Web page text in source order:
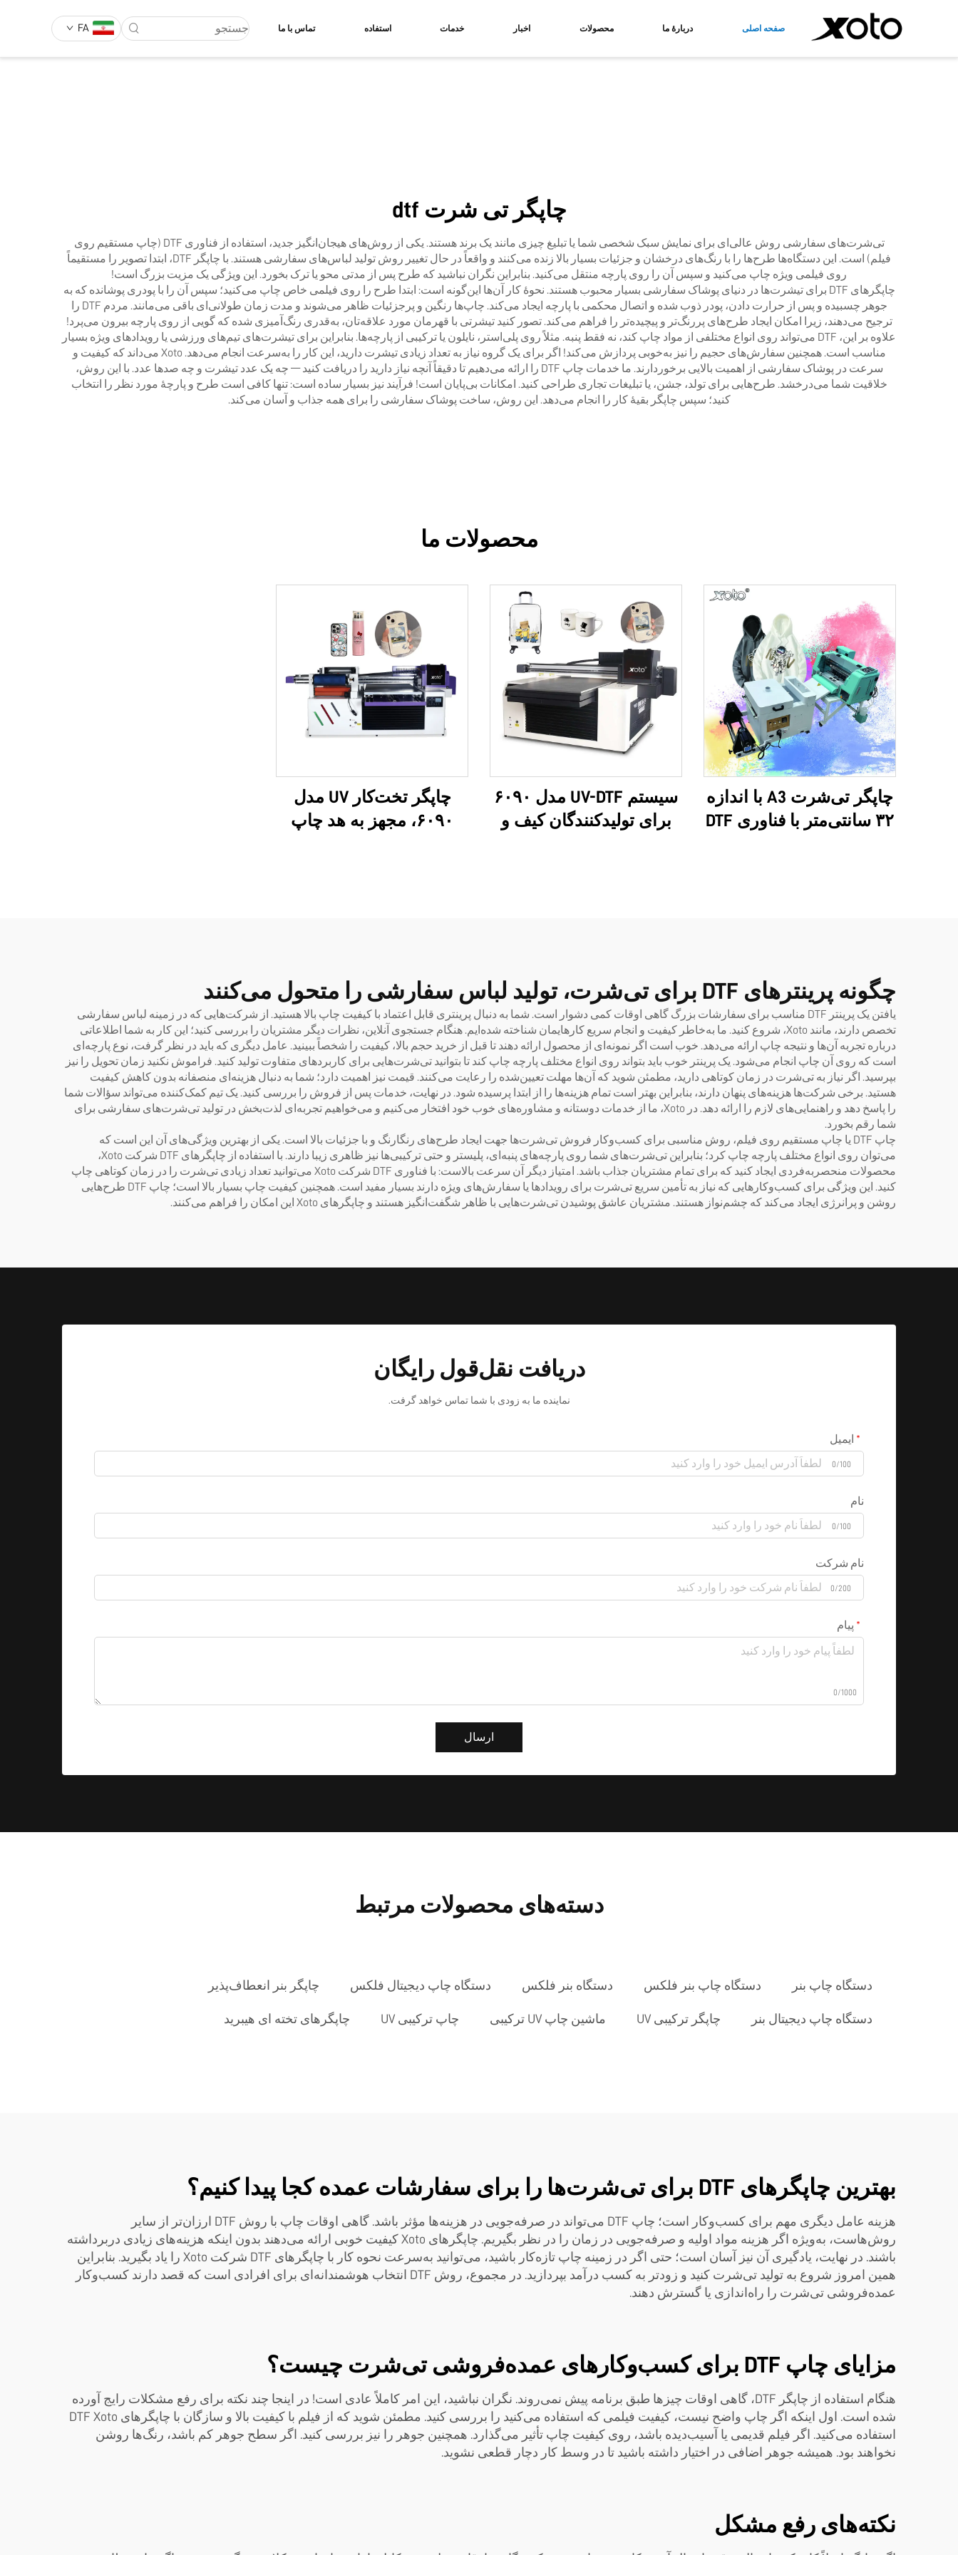
صفحه اصلی دربارهٔ ما محصولات اخبار خدمات استفاده تماس با ما FA
چاپگر تی شرت dtf
تی‌شرت‌های سفارشی روش عالی‌ای برای نمایش سبک شخصی شما یا تبلیغ چیزی مانند یک برند هستند. یکی از روش‌های هیجان‌انگیز جدید، استفاده از فناوری DTF (چاپ مستقیم روی
فیلم) است. این دستگاه‌ها طرح‌ها را با رنگ‌های درخشان و جزئیات بسیار بالا زنده می‌کنند و واقعاً در حال تغییر روش تولید لباس‌های سفارشی هستند. با چاپگر DTF، ابتدا تصویر را مستقیماً
روی فیلمی ویژه چاپ می‌کنید و سپس آن را روی پارچه منتقل می‌کنید. بنابراین نگران نباشید که طرح پس از مدتی محو یا ترک بخورد. این ویژگی یک مزیت بزرگ است!
چاپگرهای DTF برای تیشرت‌ها در دنیای پوشاک سفارشی بسیار محبوب هستند. نحوهٔ کار آن‌ها این‌گونه است: ابتدا طرح را روی فیلمی خاص چاپ می‌کنید؛ سپس آن را با پودری پوشانده که به
جوهر چسبیده و پس از حرارت دادن، پودر ذوب شده و اتصال محکمی با پارچه ایجاد می‌کند. چاپ‌ها رنگین و پرجزئیات ظاهر می‌شوند و مدت زمان طولانی‌ای باقی می‌مانند. مردم DTF را
ترجیح می‌دهند، زیرا امکان ایجاد طرح‌های پررنگ‌تر و پیچیده‌تر را فراهم می‌کند. تصور کنید تیشرتی با قهرمان مورد علاقه‌تان، به‌قدری رنگ‌آمیزی شده که گویی از روی پارچه بیرون می‌پرد!
علاوه بر این، DTF می‌تواند روی انواع مختلفی از مواد چاپ کند، نه فقط پنبه. مثلاً روی پلی‌استر، نایلون یا ترکیبی از پارچه‌ها. بنابراین برای تیشرت‌های تیم‌های ورزشی یا رویدادهای ویژه بسیار
مناسب است. همچنین سفارش‌های حجیم را نیز به‌خوبی پردازش می‌کند! اگر برای یک گروه نیاز به تعداد زیادی تیشرت دارید، این کار را به‌سرعت انجام می‌دهد. Xoto می‌داند که کیفیت و
سرعت در پوشاک سفارشی از اهمیت بالایی برخوردارند. ما خدمات چاپ DTF را ارائه می‌دهیم تا دقیقاً آنچه نیاز دارید را دریافت کنید — چه یک عدد تیشرت و چه صدها عدد. با این روش،
خلاقیت شما می‌درخشد. طرح‌هایی برای تولد، جشن، یا تبلیغات تجاری طراحی کنید. امکانات بی‌پایان است! فرآیند نیز بسیار ساده است: تنها کافی است طرح و پارچهٔ مورد نظر را انتخاب
کنید؛ سپس چاپگر بقیهٔ کار را انجام می‌دهد. این روش، ساخت پوشاک سفارشی را برای همه جذاب و آسان می‌کند.
محصولات ما
چاپگر تی‌شرت A3 با اندازه
۳۲ سانتی‌متر با فناوری DTF
سیستم UV-DTF مدل ۶۰۹۰
برای تولیدکنندگان کیف و
۶۰۹۰
چاپگر تخت‌کار UV مدل
۶۰۹۰، مجهز به هد چاپ
چگونه پرینترهای DTF برای تی‌شرت، تولید لباس سفارشی را متحول می‌کنند
یافتن یک پرینتر DTF مناسب برای سفارشات بزرگ گاهی اوقات کمی دشوار است. شما به دنبال پرینتری قابل اعتماد با کیفیت چاپ بالا هستید. از شرکت‌هایی که در زمینه لباس سفارشی
تخصص دارند، مانند Xoto، شروع کنید. ما به‌خاطر کیفیت و انجام سریع کارهایمان شناخته شده‌ایم. هنگام جستجوی آنلاین، نظرات دیگر مشتریان را بررسی کنید؛ این کار به شما اطلاعاتی
درباره تجربه آن‌ها و نتیجه چاپ ارائه می‌دهد. خوب است اگر نمونه‌ای از محصول ارائه دهند تا قبل از خرید حجم بالا، کیفیت را شخصاً ببینید. عامل دیگری که باید در نظر گرفت، نوع پارچه‌ای
است که روی آن چاپ انجام می‌شود. یک پرینتر خوب باید بتواند روی انواع مختلف پارچه چاپ کند تا بتوانید تی‌شرت‌هایی برای کاربردهای متفاوت تولید کنید. فراموش نکنید زمان تحویل را نیز
بپرسید. اگر نیاز به تی‌شرت در زمان کوتاهی دارید، مطمئن شوید که آن‌ها مهلت تعیین‌شده را رعایت می‌کنند. قیمت نیز اهمیت دارد؛ شما به دنبال هزینه‌ای منصفانه بدون کاهش کیفیت
هستید. برخی شرکت‌ها هزینه‌های پنهان دارند، بنابراین بهتر است تمام هزینه‌ها را از ابتدا پرسیده شود. در نهایت، خدمات پس از فروش را بررسی کنید. یک تیم کمک‌کننده می‌تواند سؤالات شما
را پاسخ دهد و راهنمایی‌های لازم را ارائه دهد. در Xoto، ما از خدمات دوستانه و مشاوره‌های خوب خود افتخار می‌کنیم و می‌خواهیم تجربه‌ای لذت‌بخش در تولید تی‌شرت‌های سفارشی برای
شما رقم بخورد.
چاپ DTF یا چاپ مستقیم روی فیلم، روش مناسبی برای کسب‌وکار فروش تی‌شرت‌ها جهت ایجاد طرح‌های رنگارنگ و با جزئیات بالا است. یکی از بهترین ویژگی‌های آن این است که
می‌توان روی انواع مختلف پارچه چاپ کرد؛ بنابراین تی‌شرت‌های شما روی پارچه‌های پنبه‌ای، پلیستر و حتی ترکیبی‌ها نیز ظاهری زیبا دارند. با استفاده از چاپگرهای DTF شرکت Xoto،
محصولات منحصربه‌فردی ایجاد کنید که برای تمام مشتریان جذاب باشد. امتیاز دیگر آن سرعت بالاست: با فناوری DTF شرکت Xoto می‌توانید تعداد زیادی تی‌شرت را در زمان کوتاهی چاپ
کنید. این ویژگی برای کسب‌وکارهایی که نیاز به تأمین سریع تی‌شرت برای رویدادها یا سفارش‌های ویژه دارند بسیار مفید است. همچنین کیفیت چاپ بسیار بالا است؛ چاپ DTF طرح‌هایی
روشن و پرانرژی ایجاد می‌کند که چشم‌نواز هستند. مشتریان عاشق پوشیدن تی‌شرت‌هایی با ظاهر شگفت‌انگیز هستند و چاپگرهای Xoto این امکان را فراهم می‌کنند.
دریافت نقل‌قول رایگان
نماینده ما به زودی با شما تماس خواهد گرفت.
ایمیل
0/100
نام
0/100
نام شرکت
0/200
پیام
0/1000
ارسال
دسته‌های محصولات مرتبط
دستگاه چاپ بنر دستگاه چاپ بنر فلکس دستگاه بنر فلکس دستگاه چاپ دیجیتال فلکس چاپگر بنر انعطاف‌پذیر
دستگاه چاپ دیجیتال بنر چاپگر ترکیبی UV ماشین چاپ UV ترکیبی چاپ ترکیبی UV چاپگرهای تخته ای هیبرید
بهترین چاپگرهای DTF برای تی‌شرت‌ها را برای سفارشات عمده کجا پیدا کنیم؟
هزینه عامل دیگری مهم برای کسب‌وکار است؛ چاپ DTF می‌تواند در صرفه‌جویی در هزینه‌ها مؤثر باشد. گاهی اوقات چاپ با روش DTF ارزان‌تر از سایر
روش‌هاست، به‌ویژه اگر هزینه مواد اولیه و صرفه‌جویی در زمان را در نظر بگیریم. چاپگرهای Xoto کیفیت خوبی ارائه می‌دهند بدون اینکه هزینه‌های زیادی دربرداشته
باشند. در نهایت، یادگیری آن نیز آسان است؛ حتی اگر در زمینه چاپ تازه‌کار باشید، می‌توانید به‌سرعت نحوه کار با چاپگرهای DTF شرکت Xoto را یاد بگیرید. بنابراین
همین امروز شروع به تولید تی‌شرت کنید و زودتر به کسب درآمد بپردازید. در مجموع، روش DTF انتخاب هوشمندانه‌ای برای افرادی است که قصد دارند کسب‌وکار
عمده‌فروشی تی‌شرت را راه‌اندازی یا گسترش دهند.
مزایای چاپ DTF برای کسب‌وکارهای عمده‌فروشی تی‌شرت چیست؟
هنگام استفاده از چاپگر DTF، گاهی اوقات چیزها طبق برنامه پیش نمی‌روند. نگران نباشید، این امر کاملاً عادی است! در اینجا چند نکته برای رفع مشکلات رایج آورده
شده است. اول اینکه اگر چاپ واضح نیست، کیفیت فیلمی که استفاده می‌کنید را بررسی کنید. مطمئن شوید که از فیلم با کیفیت بالا و سازگان با چاپگرهای DTF Xoto
استفاده می‌کنید. اگر فیلم قدیمی یا آسیب‌دیده باشد، روی کیفیت چاپ تأثیر می‌گذارد. همچنین جوهر را نیز بررسی کنید. اگر سطح جوهر کم باشد، رنگ‌ها روشن
نخواهند بود. همیشه جوهر اضافی در اختیار داشته باشید تا در وسط کار دچار قطعی نشوید.
نکته‌های رفع مشکل